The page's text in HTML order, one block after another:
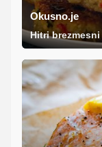
Okusno.je
Hitri